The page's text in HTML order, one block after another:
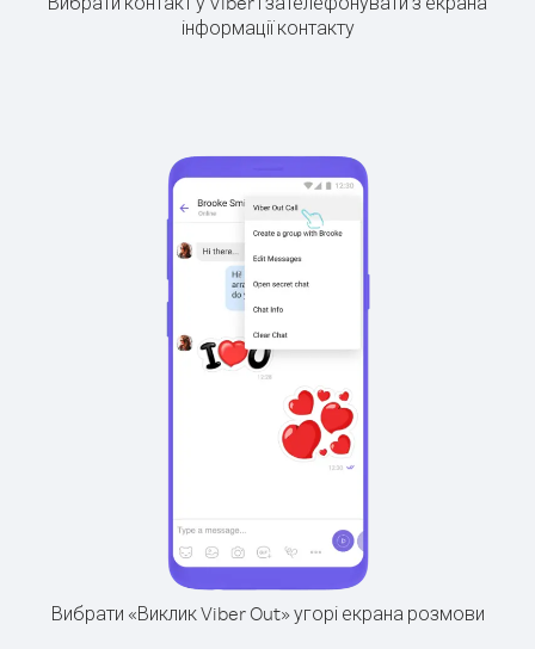
інформації контакту
Вибрати «Виклик Viber Out» угорі екрана розмови